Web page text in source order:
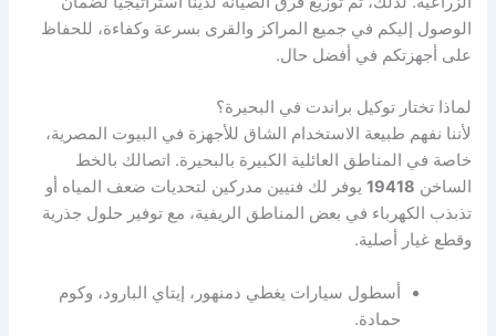
الوصول إليكم في جميع المراكز والقرى بسرعة وكفاءة، للحفاظ
على أجهزتكم في أفضل حال.
لماذا تختار توكيل براندت في البحيرة؟
لأننا نفهم طبيعة الاستخدام الشاق للأجهزة في البيوت المصرية،
خاصة في المناطق العائلية الكبيرة بالبحيرة. اتصالك بالخط
الساخن 19418 يوفر لك فنيين مدركين لتحديات ضعف المياه أو
تذبذب الكهرباء في بعض المناطق الريفية، مع توفير حلول جذرية
وقطع غيار أصلية.
أسطول سيارات يغطي دمنهور، إيتاي البارود، وكوم
حمادة.